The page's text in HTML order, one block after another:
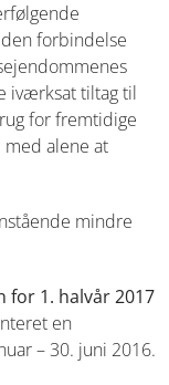
forbindelse
iværksat tiltag til
forfremtidige
alene at
mindre
for 1. halvår 2017
en
– 30. juni 2016.